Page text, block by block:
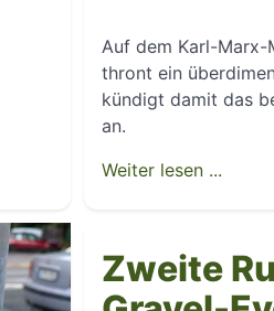
Auf dem Karl-Marx-
thront ein
kündigt damit das
an.
Weiter lesen ...
Zweite